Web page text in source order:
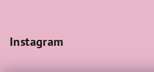
Instagram